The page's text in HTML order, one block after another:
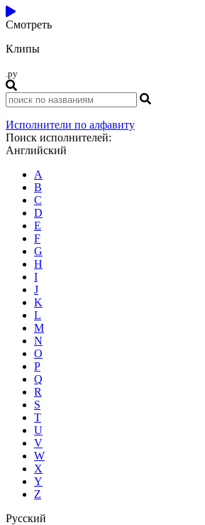
Смотреть
Клипы
.ру
Исполнители по алфавиту
Поиск исполнителей:
Английский
A
B
C
D
E
F
G
H
I
J
K
L
M
N
O
P
Q
R
S
T
U
V
W
X
Y
Z
Русский